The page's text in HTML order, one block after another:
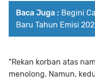
Baca Juga : Begini
Baru Tahun Emisi
"Rekan korban atas
menolong. Namun,